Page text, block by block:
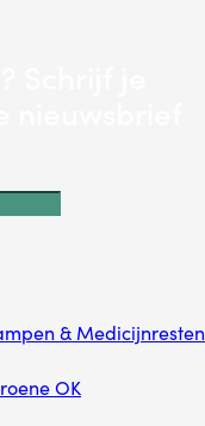
& Medicijnresten
OK